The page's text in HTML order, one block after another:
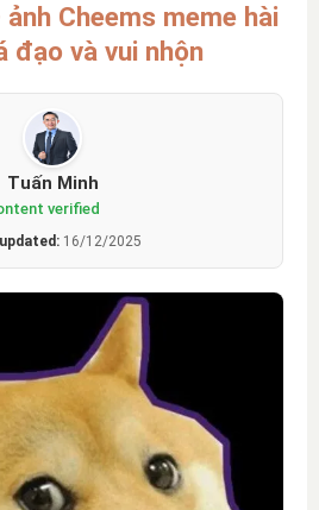
Cheems meme hài
đạo và vui nhộn
Tuấn Minh
verified
16/12/2025